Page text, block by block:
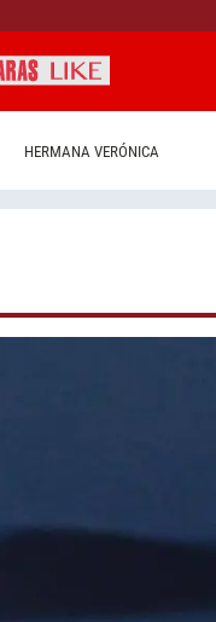
HERMANA VERÓNICA